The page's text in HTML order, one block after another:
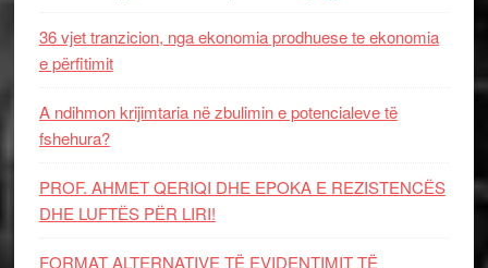
36 vjet tranzicion, nga ekonomia prodhuese te ekonomia
e përfitimit
A ndihmon krijimtaria në zbulimin e potencialeve të
fshehura?
PROF. AHMET QERIQI DHE EPOKA E REZISTENCЁS
DHE LUFTЁS PЁR LIRI!
FORMAT ALTERNATIVE TË EVIDENTIMIT TË